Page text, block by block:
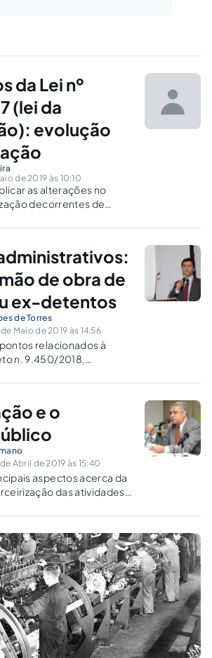
da Lei nº
(lei da
evolução
de 2019 às 10:10
as alterações no
decorrentes de
do Supremo
de obra de
ex-detentos
de Torres
Maio de 2019 às 14:56
relacionados à
n. 9.450/2018,
e o
Abril de 2019 às 15:40
aspectos acerca da
das atividades
especialmente
Decreto 9.739/2019.